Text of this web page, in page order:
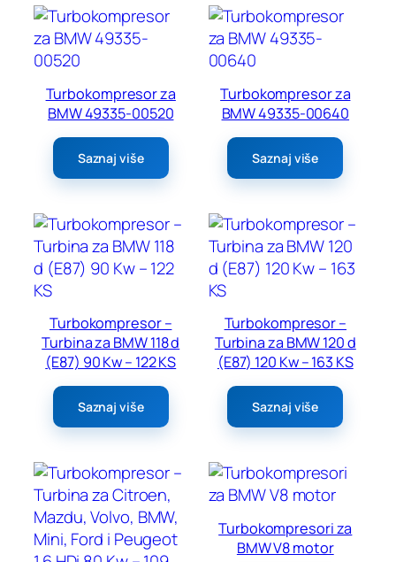
Turbokompresor za
BMW 49335-00520
Saznaj više
Turbokompresor za
BMW 49335-00640
Saznaj više
Turbokompresor –
Turbina za BMW 118 d
(E87) 90 Kw – 122 KS
Saznaj više
Turbokompresor –
Turbina za BMW 120 d
(E87) 120 Kw – 163 KS
Saznaj više
Turbokompresori za
BMW V8 motor